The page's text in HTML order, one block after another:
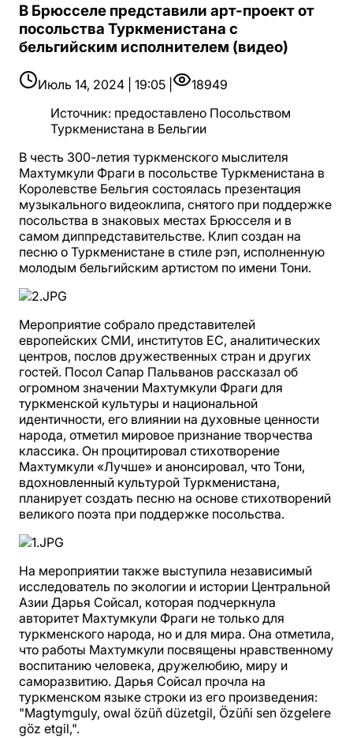
В Брюсселе представили арт-проект от
посольства Туркменистана с
бельгийским исполнителем (видео)
Июль 14, 2024 | 19:05 |
18949
Источник: предоставлено Посольством
Туркменистана в Бельгии
В честь 300-летия туркменского мыслителя
Махтумкули Фраги в посольстве Туркменистана в
Королевстве Бельгия состоялась презентация
музыкального видеоклипа, снятого при поддержке
посольства в знаковых местах Брюсселя и в
самом диппредставительстве. Клип создан на
песню о Туркменистане в стиле рэп, исполненную
молодым бельгийским артистом по имени Тони.
Мероприятие собрало представителей
европейских СМИ, институтов ЕС, аналитических
центров, послов дружественных стран и других
гостей. Посол Сапар Пальванов рассказал об
огромном значении Махтумкули Фраги для
туркменской культуры и национальной
идентичности, его влиянии на духовные ценности
народа, отметил мировое признание творчества
классика. Он процитировал стихотворение
Махтумкули «Лучше» и анонсировал, что Тони,
вдохновленный культурой Туркменистана,
планирует создать песню на основе стихотворений
великого поэта при поддержке посольства.
На мероприятии также выступила независимый
исследователь по экологии и истории Центральной
Азии Дарья Сойсал, которая подчеркнула
авторитет Махтумкули Фраги не только для
туркменского народа, но и для мира. Она отметила,
что работы Махтумкули посвящены нравственному
воспитанию человека, дружелюбию, миру и
саморазвитию. Дарья Сойсал прочла на
туркменском языке строки из его произведения:
"Magtymguly, owal özüň düzetgil, Özüňi sen özgelere
göz etgil,".